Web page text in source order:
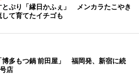
とぷり「縁日かふぇ」 メンカラたこやき
て育てたイチゴも
博多もつ鍋 前田屋」 福岡発、新宿に続
店